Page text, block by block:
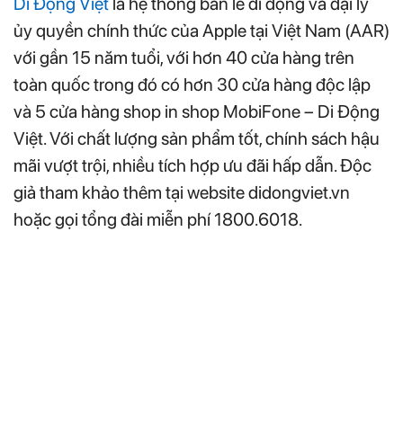
ủy quyền chính thức của Apple tại Việt Nam (AAR)
với gần 15 năm tuổi, với hơn 40 cửa hàng trên
toàn quốc trong đó có hơn 30 cửa hàng độc lập
và 5 cửa hàng shop in shop MobiFone – Di Động
Việt. Với chất lượng sản phẩm tốt, chính sách hậu
mãi vượt trội, nhiều tích hợp ưu đãi hấp dẫn. Độc
giả tham khảo thêm tại website didongviet.vn
hoặc gọi tổng đài miễn phí 1800.6018.